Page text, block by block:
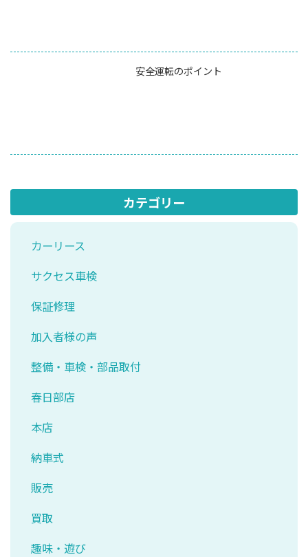
安全運転のポイント
カテゴリー
カーリース
サクセス車検
保証修理
加入者様の声
整備・車検・部品取付
春日部店
本店
納車式
販売
買取
趣味・遊び